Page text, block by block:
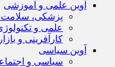
آوین علمی و آموزشی
پزشکی، سلامت
علمی و
کارآفرینی و
آوین سیاسی
سیاسی و